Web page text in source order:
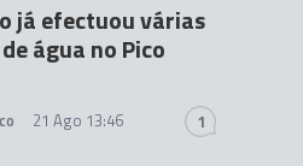
já efectuou várias
água no Pico
21 Ago 13:46 1